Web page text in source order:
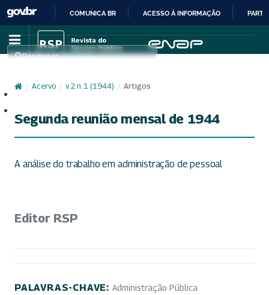
IR
PARA
CONTEÚDO
COMUNICA BR ACESSO À INFORMAÇÃO
Pesquisar
/ Acervo / v. 2 n. 1 (1944) / Artigos
Segunda reunião mensal de 1944
A análise do trabalho em administração de pessoal
Editor RSP
PALAVRAS-CHAVE: Administração Pública